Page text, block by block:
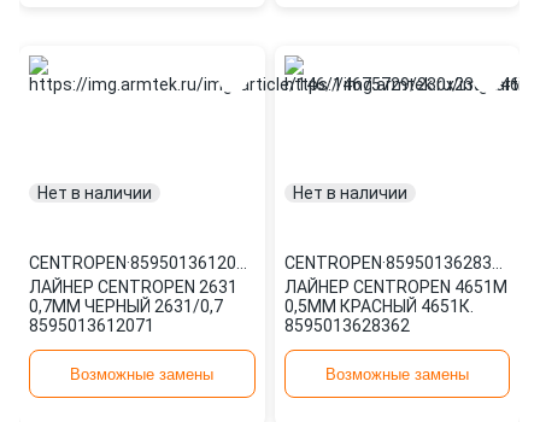
Нет в наличии
CENTROPEN·
ЛАЙНЕР CENTROPEN 2631
0,7ММ ЧЕРНЫЙ 2631/0,7
8595013612071
Возможные замены
Нет в наличии
CENTROPEN·
ЛАЙНЕР CENTROPEN 4651М
0,5ММ КРАСНЫЙ 4651К.
8595013628362
Возможные замены